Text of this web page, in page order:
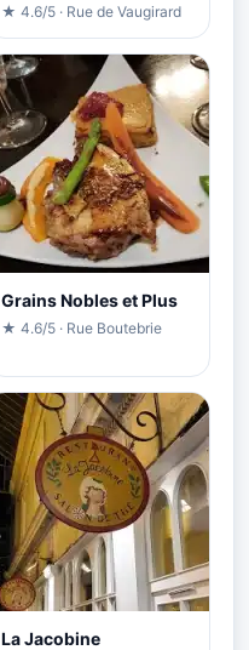
★ 4.6/5 · Rue de Vaugirard
Grains Nobles et Plus
★ 4.6/5 · Rue Boutebrie
La Jacobine